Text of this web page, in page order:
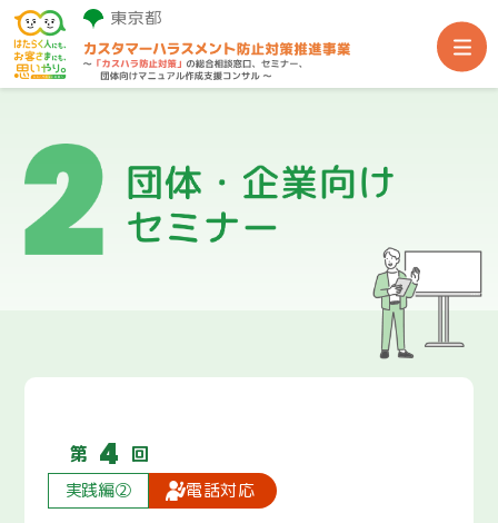
事業TOP
総合相談窓口
関連支援サイト
F A Q
第 4 回
実践編② 電話対応